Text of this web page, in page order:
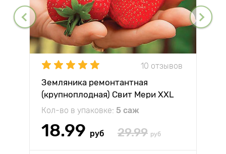
10 отзывов
Земляника ремонтантная
(крупноплодная) Свит Мери XXL
Кол-во в упаковке: 5 саж
18.99 руб 29.99 руб